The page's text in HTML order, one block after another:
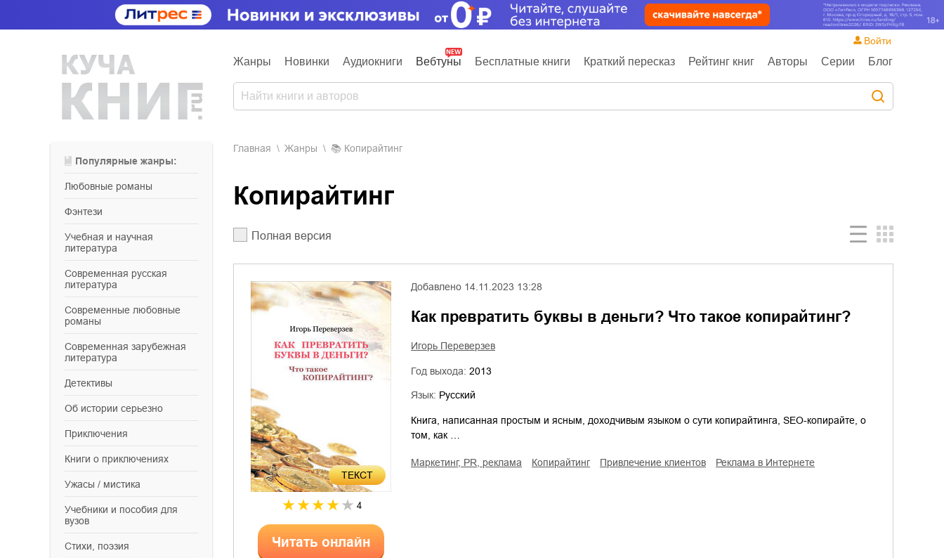
Жанры Новинки Аудиокниги Вебтуны Бесплатные книги Краткий пересказ Рейтинг книг Авторы Серии Блог
Войти
Популярные жанры:
любовные романы
фэнтези
учебная и научная
литература
современная русская
литература
современные любовные
романы
современная зарубежная
литература
детективы
об истории серьезно
приключения
книги о приключениях
ужасы / мистика
учебники и пособия для
вузов
cтихи, поэзия
Главная Жанры Копирайтинг
Копирайтинг
Полная версия
ТЕКСТ
4
Читать онлайн
Добавлено 14.11.2023 13:28
Как превратить буквы в деньги? Что такое копирайтинг?
Игорь Переверзев
Год выхода: 2013
Язык: Русский
Книга, написанная простым и ясным, доходчивым языком о сути копирайтинга, SEO-копирайте, о
том, как …
маркетинг, PR, реклама копирайтинг привлечение клиентов реклама в Интернете